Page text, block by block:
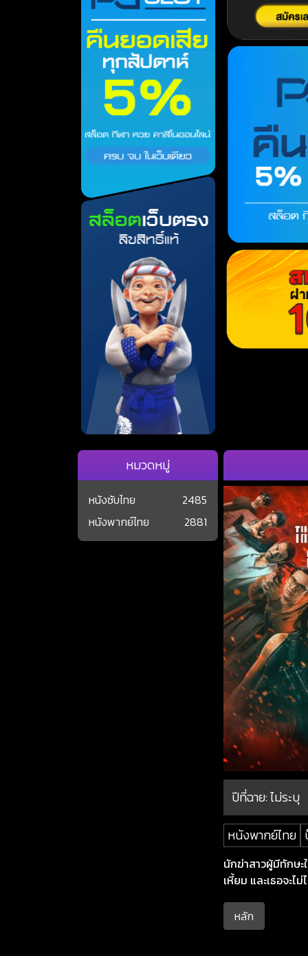
ปีที่ฉาย:ไม่ระบุ
หนังพากย์ไทย
นักฆ่าสาวผู้มีทักษ
เหี้ยม และเธอจะไ
หลัก
หมวดหมู่
หนังซับไทย
2485
หนังพากย์ไทย
2881